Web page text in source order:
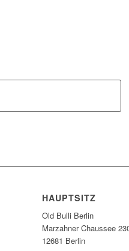
HAUPTSITZ
Old Bulli Berlin
Marzahner Chaussee
12681 Berlin